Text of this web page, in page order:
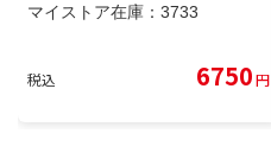
マイストア在庫： 3733
税込 6750円